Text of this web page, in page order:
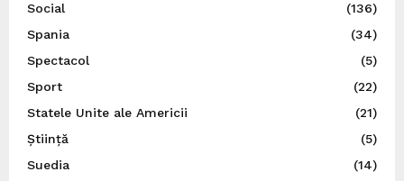
Social
(136)
Spania
(34)
Spectacol
(5)
Sport
(22)
Statele Unite ale Americii
(21)
Știință
(5)
Suedia
(14)